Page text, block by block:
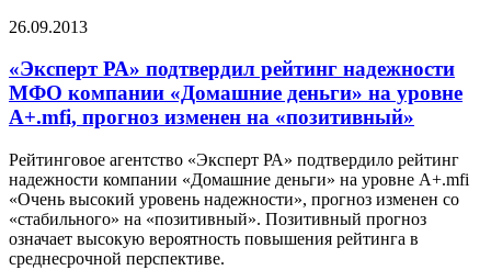
26.09.2013
«Эксперт РА» подтвердил рейтинг надежности
МФО компании «Домашние деньги» на уровне
А+.mfi, прогноз изменен на «позитивный»
Рейтинговое агентство «Эксперт РА» подтвердило рейтинг
надежности компании «Домашние деньги» на уровне А+.mfi
«Очень высокий уровень надежности», прогноз изменен со
«стабильного» на «позитивный». Позитивный прогноз
означает высокую вероятность повышения рейтинга в
среднесрочной перспективе.